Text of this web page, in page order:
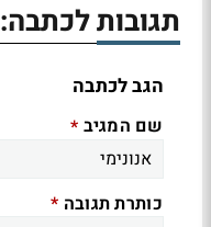
תגובות לכתבה:
הגב לכתבה
שם המגיב *
כותרת תגובה *